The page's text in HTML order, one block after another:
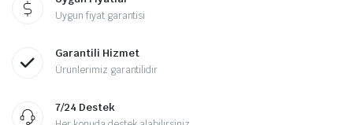
Uygun fiyat garantisi
Garantili Hizmet
Ürünlerimiz garantilidir
7/24 Destek